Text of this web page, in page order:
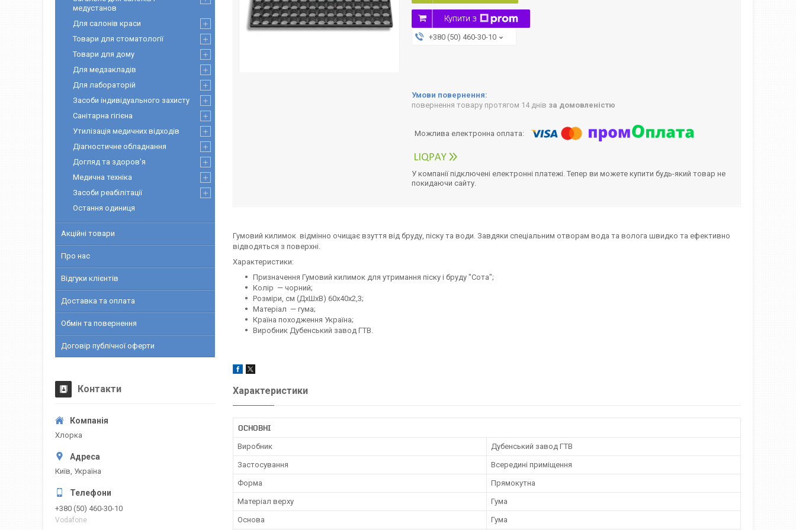
Купити з
+380 (50) 460-30-10
повернення товару протягом 14 днів за домовленістю
У компанії підключені електронні платежі. Тепер ви можете купити будь-який товар не
покидаючи сайту.
Гумовий килимок відмінно очищає взуття від бруду, піску та води. Завдяки спеціальним отворам вода та волога швидко та ефективно
відводяться з поверхні.
Характеристики:
Призначення Гумовий килимок для утримання піску і бруду "Сота";
Колір — чорний;
Розміри, см (ДхШхВ) 60х40х2,3;
Матеріал — гума;
Країна походження Україна;
Виробник Дубенський завод ГТВ.
Характеристики
ОСНОВНІ
Виробник Дубенський завод ГТВ
Застосування Всередині приміщення
Форма Прямокутна
Матеріал верху Гума
Основа Гума
медустанов
Для салонів краси
Товари для стоматології
Товари для дому
Для медзакладів
Для лабораторій
Засоби індивідуального захисту
Санітарна гігієна
Утилізація медичних відходів
Діагностичне обладнання
Догляд та здоров'я
Медична техніка
Засоби реабілітації
Остання одиниця
Акційні товари
Про нас
Відгуки клієнтів
Доставка та оплата
Обмін та повернення
Договір публічної оферти
Контакти
Хлорка
Київ, Україна
+380 (50) 460-30-10
Vodafone